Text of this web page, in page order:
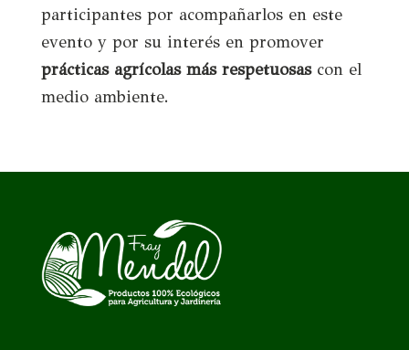
participantes por acompañarlos en este
evento y por su interés en promover
prácticas agrícolas más respetuosascon el
medio ambiente.